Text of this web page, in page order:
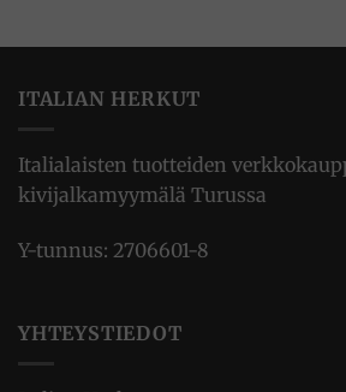
ITALIAN HERKUT
Italialaisten tuotteiden
kivijalkamyymälä Turussa
Y-tunnus: 2706601-8
YHTEYSTIEDOT